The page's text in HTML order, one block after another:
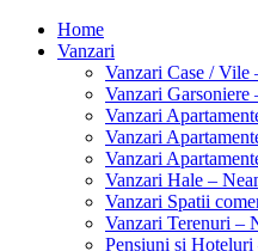
Home
Vanzari
Vanzari Case / Vile
Vanzari Garsoniere
Vanzari
Vanzari
Vanzari
Vanzari Hale –
Vanzari Spatii
Vanzari Terenuri –
Pensiuni si Hoteluri